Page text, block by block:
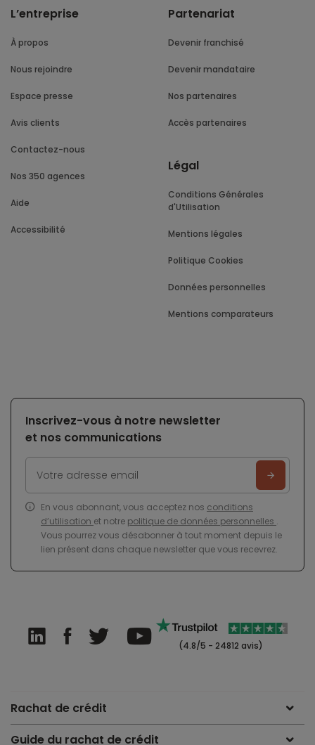
L’entreprise
À propos
Nous rejoindre
Espace presse
Avis clients
Contactez-nous
Nos 350 agences
Aide
Accessibilité
Partenariat
Devenir franchisé
Devenir mandataire
Nos partenaires
Accès partenaires
Légal
Conditions Générales
d'Utilisation
Mentions légales
Politique Cookies
Données personnelles
Mentions comparateurs
Inscrivez-vous à notre newsletter
et nos communications
En vous abonnant, vous acceptez nos conditions
d’utilisation et notre politique de données personnelles .
Vous pourrez vous désabonner à tout moment depuis le
lien présent dans chaque newsletter que vous recevrez.
(4.8/5 - 24812 avis)
Rachat de crédit
Guide du rachat de crédit